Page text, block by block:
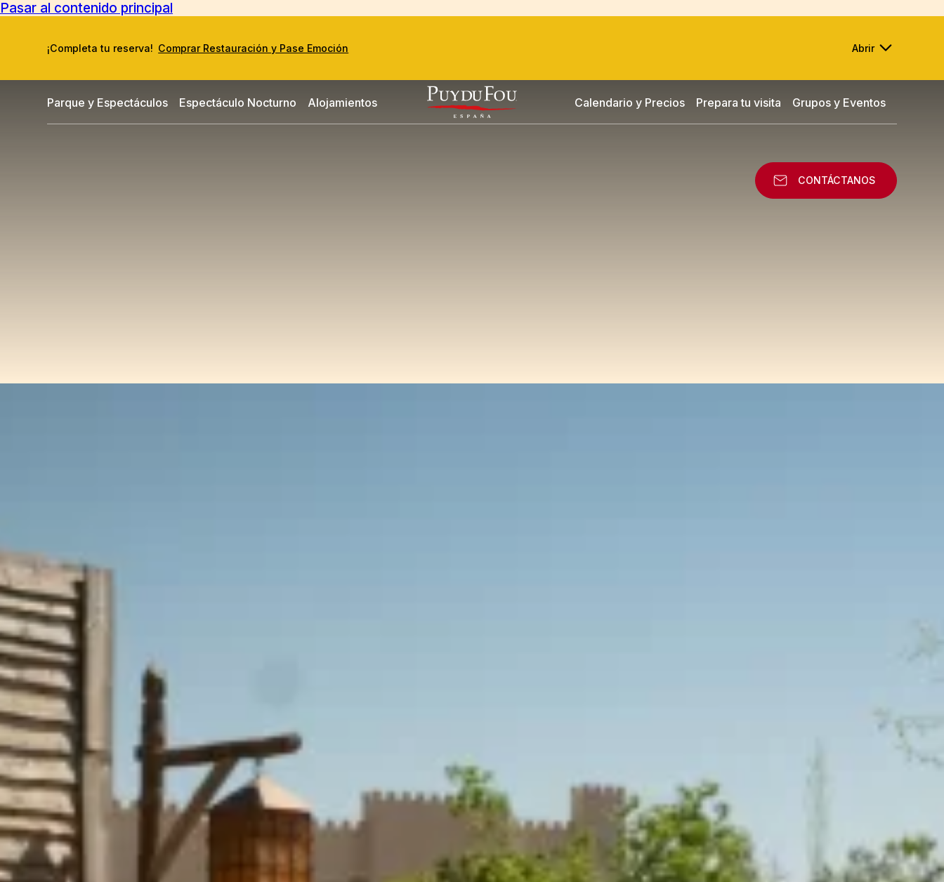
Pasar al contenido principal
¡Completa tu reserva! Comprar Restauración y Pase Emoción Abrir
Parque y Espectáculos Espectáculo Nocturno Alojamientos Calendario y Precios Prepara tu visita Grupos y Eventos
CONTÁCTANOS